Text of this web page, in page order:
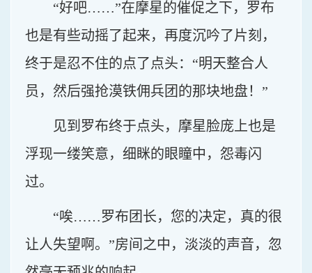
“好吧……”在摩星的催促之下，罗布
也是有些动摇了起来，再度沉吟了片刻，
终于是忍不住的点了点头：“明天整合人
员，然后强抢漠铁佣兵团的那块地盘！”
见到罗布终于点头，摩星脸庞上也是
浮现一缕笑意，细眯的眼瞳中，怨毒闪
过。
“唉……罗布团长，您的决定，真的很
让人失望啊。”房间之中，淡淡的声音，忽